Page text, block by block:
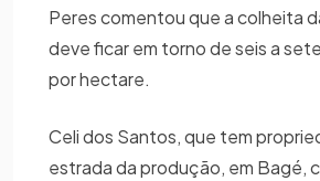
Peres comentou que a colheita
deve ficar em torno de seis a
por hectare.
Celi dos Santos, que tem
estrada da produção, em Bagé,